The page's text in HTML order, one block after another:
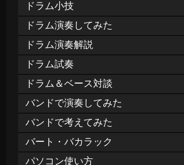
ドラム小技
ドラム演奏してみた
ドラム演奏解説
ドラム試奏
ドラム＆ベース対談
バンドで演奏してみた
バンドで考えてみた
バート・バカラック
パソコン使い方